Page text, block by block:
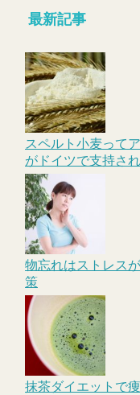
最新記事
スペルト小麦って
がドイツで支持さ
物忘れはストレス
策
抹茶ダイエットで